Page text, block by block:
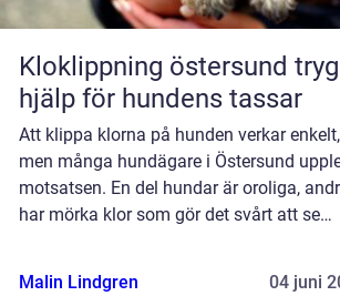
Kloklippning östersund trygg
hjälp för hundens tassar
Att klippa klorna på hunden verkar enkelt,
men många hundägare i Östersund
motsatsen. En del hundar är oroliga,
har mörka klor som gör det svårt att se
Malin Lindgren 04 juni